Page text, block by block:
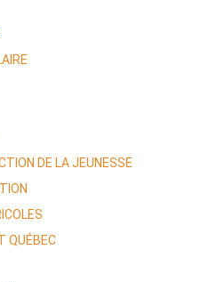
DE LA JEUNESSE
QUÉBEC